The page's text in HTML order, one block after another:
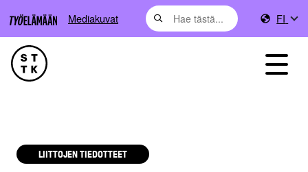
Mediakuvat FI
LIITTOJEN TIEDOTTEET